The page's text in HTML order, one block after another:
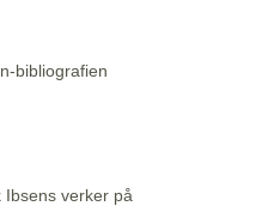
bibliografien
Ibsens verker på